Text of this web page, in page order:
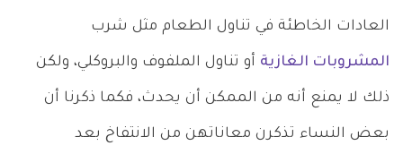
العادات الخاطئة في تناول الطعام مثل شرب
المشروبات الغازية أو تناول الملفوف والبروكلي، ولكن
ذلك لا يمنع أنه من الممكن أن يحدث، فكما ذكرنا أن
بعض النساء تذكرن معاناتهن من الانتفاخ بعد